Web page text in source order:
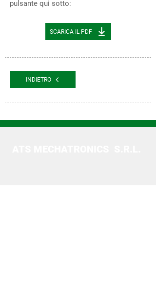
pulsante qui sotto:
SCARICA IL PDF
INDIETRO